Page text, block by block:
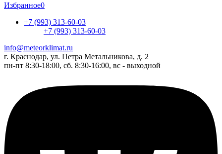
Избранное0
+7 (993) 313-60-03
+7 (993) 313-60-03
info@meteorklimat.ru
г. Краснодар, ул. Петра Метальникова, д. 2
пн-пт 8:30-18:00, сб. 8:30-16:00, вс - выходной